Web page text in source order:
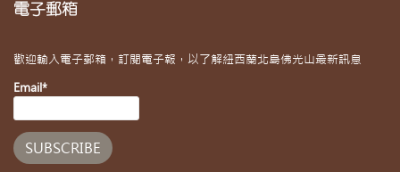
電子郵箱
歡迎輸入電子郵箱，訂閱電子報，以了解紐西蘭北島佛光山最新訊息
Email*